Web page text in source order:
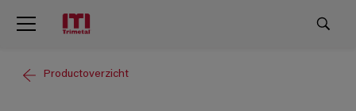
Productoverzicht